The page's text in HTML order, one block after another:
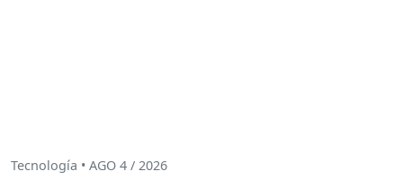
Tecnología • AGO 4 / 2026